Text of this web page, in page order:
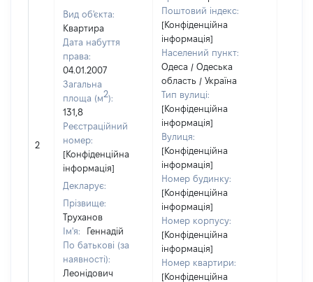
2
Вид об'єкта:
Квартира
Дата набуття
права:
04.01.2007
Загальна
площа (м2):
131,8
Реєстраційний
номер:
[Конфіденційна
інформація]
Декларує:
Прізвище:
Труханов
Ім'я:
Геннадій
По батькові (за
наявності):
Леонідович
Поштовий індекс:
[Конфіденційна
інформація]
Населений пункт:
Одеса / Одеська
область / Україна
Тип вулиці:
[Конфіденційна
інформація]
Вулиця:
[Конфіденційна
інформація]
Номер будинку:
[Конфіденційна
інформація]
Номер корпусу:
[Конфіденційна
інформація]
Номер квартири:
[Конфіденційна